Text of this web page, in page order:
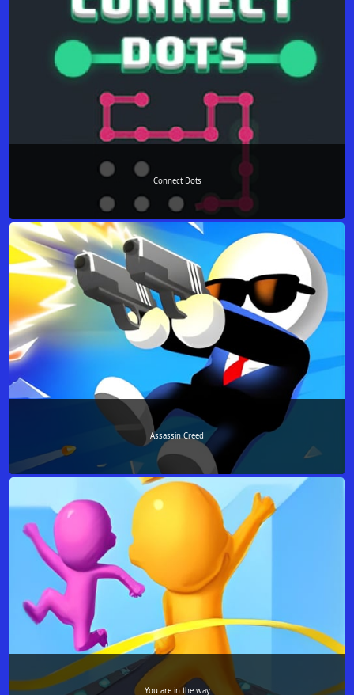
Connect Dots
Assassin Creed
You are in the way